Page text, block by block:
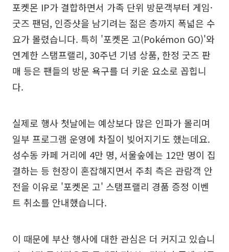
포켓몬 IP가 결합하면서 가족 단위 방문객부터 게임·
굿즈 팬덤, 인증샷을 남기려는 젊은 층까지 폭넓은 수
요가 몰렸습니다. 특히 '포켓몬 고(Pokémon GO)'와
연계한 스탬프랠리, 30주년 기념 상품, 한정 굿즈 판
매 등은 팬들의 방문 욕구를 더 키운 요소로 꼽힙니
다.
실제로 행사 첫날에는 예상보다 많은 인파가 몰리며
일부 프로그램 운영에 차질이 빚어지기도 했는데요.
성수동 카페 거리에 4만 명, 서울숲에는 12만 명이 집
결하는 등 현장이 혼잡해지면서 주최 측은 관람객 안
전을 이유로 '포켓몬 고' 스탬프랠리 경품 증정 이벤
트 취소를 안내했습니다.
이 때문에 부산 행사에 대한 관심은 더 커지고 있습니